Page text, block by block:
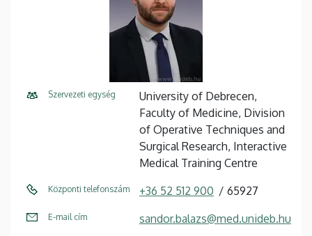
Szervezeti egység
University of Debrecen,
Faculty of Medicine, Division
of Operative Techniques and
Surgical Research, Interactive
Medical Training Centre
Központi telefonszám +36 52 512 900 65927
E-mail cím sandor.balazs@med.unideb.hu